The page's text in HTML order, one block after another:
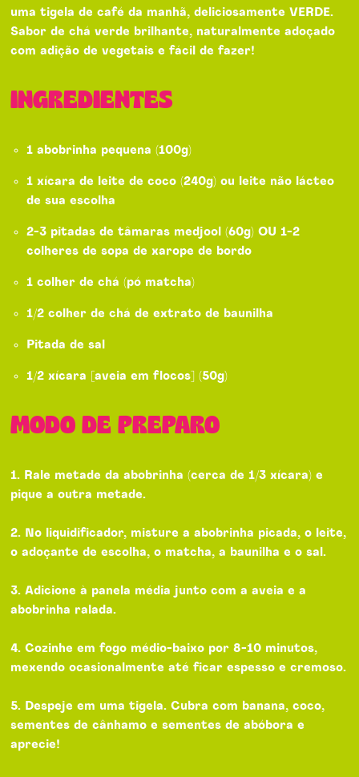
uma tigela de café da manhã, deliciosamente VERDE.
Sabor de chá verde brilhante, naturalmente adoçado
com adição de vegetais e fácil de fazer!
INGREDIENTES
1 abobrinha pequena (100g)
1 xícara de leite de coco (240g) ou leite não lácteo
de sua escolha
2-3 pitadas de tâmaras medjool (60g) OU 1-2
colheres de sopa de xarope de bordo
1 colher de chá (pó matcha)
1/2 colher de chá de extrato de baunilha
Pitada de sal
1/2 xícara [aveia em flocos] (50g)
MODO DE PREPARO
1. Rale metade da abobrinha (cerca de 1/3 xícara) e
pique a outra metade.
2. No liquidificador, misture a abobrinha picada, o leite,
o adoçante de escolha, o matcha, a baunilha e o sal.
3. Adicione à panela média junto com a aveia e a
abobrinha ralada.
4. Cozinhe em fogo médio-baixo por 8-10 minutos,
mexendo ocasionalmente até ficar espesso e cremoso.
5. Despeje em uma tigela. Cubra com banana, coco,
sementes de cânhamo e sementes de abóbora e
aprecie!